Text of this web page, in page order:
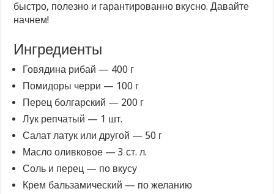
быстро, полезно и гарантированно вкусно. Давайте
начнем!
Ингредиенты
Говядина рибай — 400 г
Помидоры черри — 100 г
Перец болгарский — 200 г
Лук репчатый — 1 шт.
Салат латук или другой — 50 г
Масло оливковое — 3 ст. л.
Соль и перец — по вкусу
Крем бальзамический — по желанию